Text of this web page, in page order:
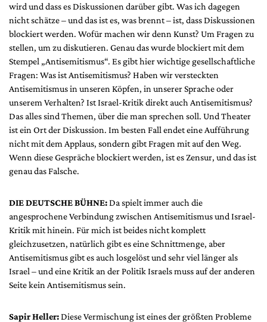
wird und dass es Diskussionen darüber gibt. Was ich dagegen
nicht schätze – und das ist es, was brennt – ist, dass Diskussionen
blockiert werden. Wofür machen wir denn Kunst? Um Fragen zu
stellen, um zu diskutieren. Genau das wurde blockiert mit dem
Stempel „Antisemitismus“. Es gibt hier wichtige gesellschaftliche
Fragen: Was ist Antisemitismus? Haben wir versteckten
Antisemitismus in unseren Köpfen, in unserer Sprache oder
unserem Verhalten? Ist Israel-Kritik direkt auch Antisemitismus?
Das alles sind Themen, über die man sprechen soll. Und Theater
ist ein Ort der Diskussion. Im besten Fall endet eine Aufführung
nicht mit dem Applaus, sondern gibt Fragen mit auf den Weg.
Wenn diese Gespräche blockiert werden, ist es Zensur, und das ist
genau das Falsche.
DIE DEUTSCHE BÜHNE:Da spielt immer auch die
angesprochene Verbindung zwischen Antisemitismus und Israel-
Kritik mit hinein. Für mich ist beides nicht komplett
gleichzusetzen, natürlich gibt es eine Schnittmenge, aber
Antisemitismus gibt es auch losgelöst und sehr viel länger als
Israel – und eine Kritik an der Politik Israels muss auf der anderen
Seite kein Antisemitismus sein.
Sapir Heller:Diese Vermischung ist eines der größten Probleme